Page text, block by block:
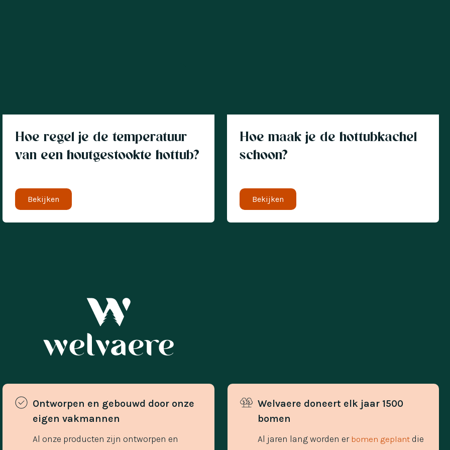
Hoe regel je de temperatuur
van een houtgestookte hottub?
Bekijken
Hoe maak je de hottubkachel
schoon?
Bekijken
Ontworpen en gebouwd door onze
eigen vakmannen
Al onze producten zijn ontworpen en
Welvaere doneert elk jaar 1500
bomen
Al jaren lang worden er bomen geplantdie